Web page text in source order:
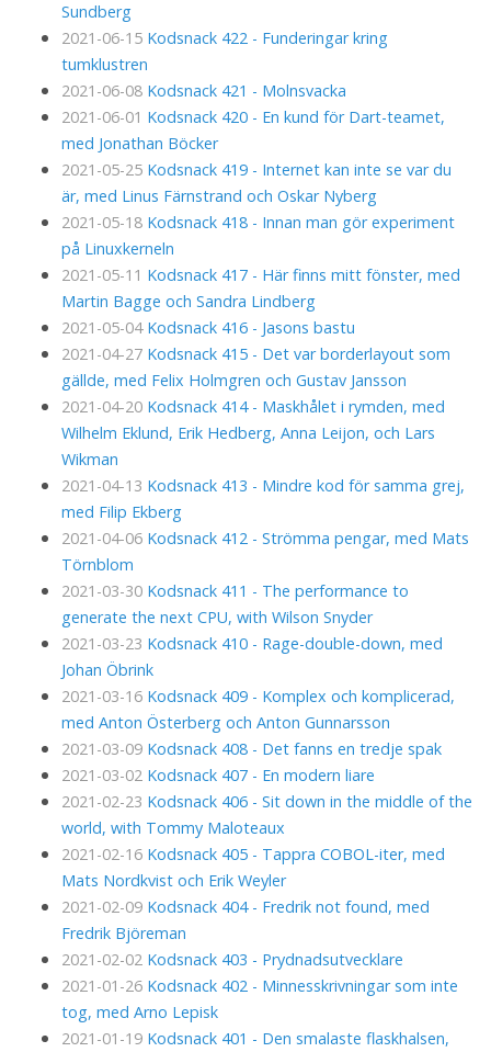
Sundberg
2021-06-15 Kodsnack 422 - Funderingar kring
tumklustren
2021-06-08 Kodsnack 421 - Molnsvacka
2021-06-01 Kodsnack 420 - En kund för Dart-teamet,
med Jonathan Böcker
2021-05-25 Kodsnack 419 - Internet kan inte se var du
är, med Linus Färnstrand och Oskar Nyberg
2021-05-18 Kodsnack 418 - Innan man gör experiment
på Linuxkerneln
2021-05-11 Kodsnack 417 - Här finns mitt fönster, med
Martin Bagge och Sandra Lindberg
2021-05-04 Kodsnack 416 - Jasons bastu
2021-04-27 Kodsnack 415 - Det var borderlayout som
gällde, med Felix Holmgren och Gustav Jansson
2021-04-20 Kodsnack 414 - Maskhålet i rymden, med
Wilhelm Eklund, Erik Hedberg, Anna Leijon, och Lars
Wikman
2021-04-13 Kodsnack 413 - Mindre kod för samma grej,
med Filip Ekberg
2021-04-06 Kodsnack 412 - Strömma pengar, med Mats
Törnblom
2021-03-30 Kodsnack 411 - The performance to
generate the next CPU, with Wilson Snyder
2021-03-23 Kodsnack 410 - Rage-double-down, med
Johan Öbrink
2021-03-16 Kodsnack 409 - Komplex och komplicerad,
med Anton Österberg och Anton Gunnarsson
2021-03-09 Kodsnack 408 - Det fanns en tredje spak
2021-03-02 Kodsnack 407 - En modern liare
2021-02-23 Kodsnack 406 - Sit down in the middle of the
world, with Tommy Maloteaux
2021-02-16 Kodsnack 405 - Tappra COBOL-iter, med
Mats Nordkvist och Erik Weyler
2021-02-09 Kodsnack 404 - Fredrik not found, med
Fredrik Björeman
2021-02-02 Kodsnack 403 - Prydnadsutvecklare
2021-01-26 Kodsnack 402 - Minnesskrivningar som inte
tog, med Arno Lepisk
2021-01-19 Kodsnack 401 - Den smalaste flaskhalsen,